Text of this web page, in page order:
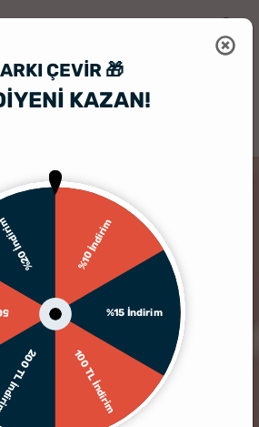
ÇEVIR 🎁
KAZAN!
%10 İndirim
%15 İndirim
100 TL İndirim
200 TL İndirim
%20 İndirim